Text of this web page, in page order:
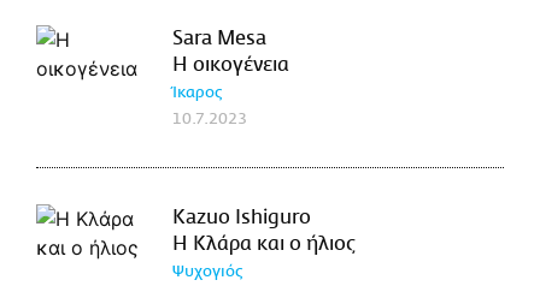
Sara Mesa
Η οικογένεια
Ίκαρος
10.7.2023
Kazuo Ishiguro
Η Κλάρα και ο ήλιος
Ψυχογιός